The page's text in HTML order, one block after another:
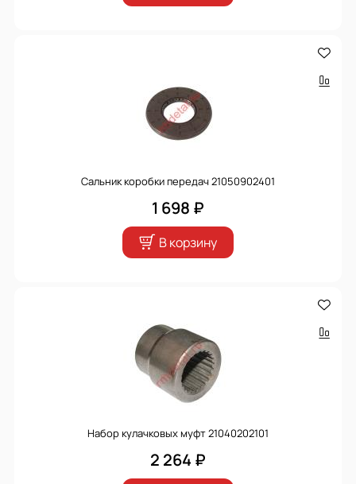
Сальник коробки передач 21050902401
1 698 ₽
В корзину
Набор кулачковых муфт 21040202101
2 264 ₽